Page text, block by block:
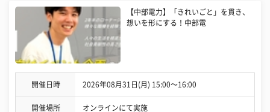
【中部電力】「きれいごと」を貫き、
想いを形にする！中部電
開催日時 2026年08月31日(月) 15:00〜16:00
開催場所 オンラインにて実施